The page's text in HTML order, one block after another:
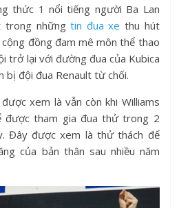
thức 1 nổi tiếng người Ba Lan
trong nhữngtin đua xe thu hút
đồng đam mê môn thể thao
trở lại với đường đua của Kubica
bị đội đua Renault từ chối.
xem là vẫn còn khi Williams
được tham gia đua thử trong 2
Đây được xem là thử thách để
của bản thân sau nhiều năm